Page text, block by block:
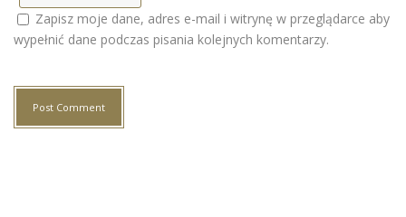
Zapisz moje dane, adres e-mail i witrynę w przeglądarce aby
wypełnić dane podczas pisania kolejnych komentarzy.